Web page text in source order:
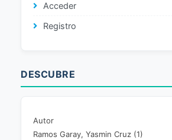
Acceder
Registro
DESCUBRE
Autor
Ramos Garay, Yasmin Cruz (1)